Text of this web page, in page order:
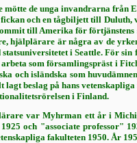
mötte de unga invandrarna från
och en tågbiljett till Duluth,
till Ame­rika för förtjänstens
hjälplärare är några av de
statsuni­versitetet i Seattle. För
som försam­lingspräst i
och isländska som
lagt beslag på hans
i Fin­land.
var Myhrman ett år i
och "associate professor"
fakulteten 1950. År